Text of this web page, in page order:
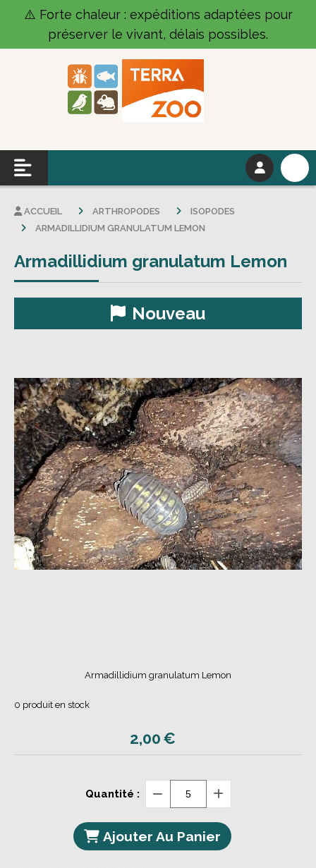
⚠️ Forte chaleur : expéditions adaptées pour
préserver le vivant, délais possibles.
ACCUEIL ARTHROPODES
ISOPODES
ARMADILLIDIUM GRANULATUM LEMON
Armadillidium granulatum Lemon
Nouveau
Armadillidium granulatum Lemon
2,00€
0 produit en stock
Quantité :
Ajouter Au Panier